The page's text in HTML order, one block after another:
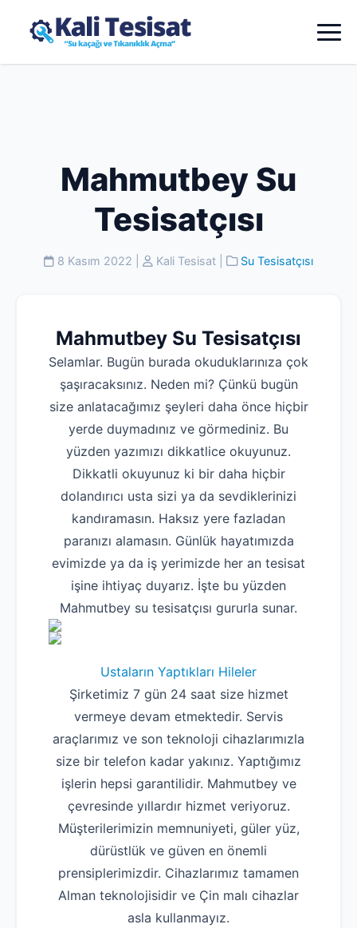
Mahmutbey Su
Tesisatçısı
8 Kasım 2022 Kali Tesisat Su Tesisatçısı
Mahmutbey Su Tesisatçısı
Selamlar. Bugün burada okuduklarınıza çok
şaşıracaksınız. Neden mi? Çünkü bugün
size anlatacağımız şeyleri daha önce hiçbir
yerde duymadınız ve görmediniz. Bu
yüzden yazımızı dikkatlice okuyunuz.
Dikkatli okuyunuz ki bir daha hiçbir
dolandırıcı usta sizi ya da sevdiklerinizi
kandıramasın. Haksız yere fazladan
paranızı alamasın. Günlük hayatımızda
evimizde ya da iş yerimizde her an tesisat
işine ihtiyaç duyarız. İşte bu yüzden
Mahmutbey su tesisatçısı gururla sunar.
Ustaların Yaptıkları Hileler
Şirketimiz 7 gün 24 saat size hizmet
vermeye devam etmektedir. Servis
araçlarımız ve son teknoloji cihazlarımızla
size bir telefon kadar yakınız. Yaptığımız
işlerin hepsi garantilidir. Mahmutbey ve
çevresinde yıllardır hizmet veriyoruz.
Müşterilerimizin memnuniyeti, güler yüz,
dürüstlük ve güven en önemli
prensiplerimizdir. Cihazlarımız tamamen
Alman teknolojisidir ve Çin malı cihazlar
asla kullanmayız.